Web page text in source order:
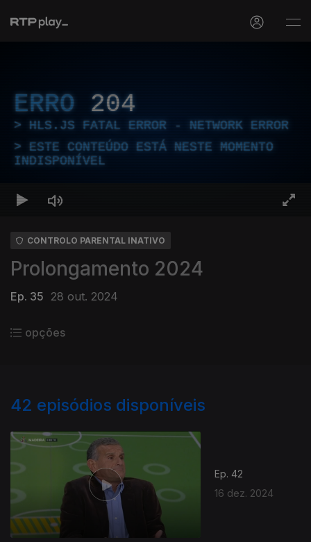
ERRO 204
HLS.JS FATAL ERROR - NETWORK ERROR
ESTE CONTEÚDO ESTÁ NESTE MOMENTO
INDISPONÍVEL
CONTROLO PARENTAL INATIVO
Prolongamento 2024
Ep. 35 28 out. 2024
opções
42 episódios disponíveis
Ep. 42
16 dez. 2024